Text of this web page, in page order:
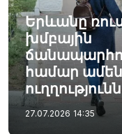
Երևանը
խմբային
համար
27.07.2026 14:35